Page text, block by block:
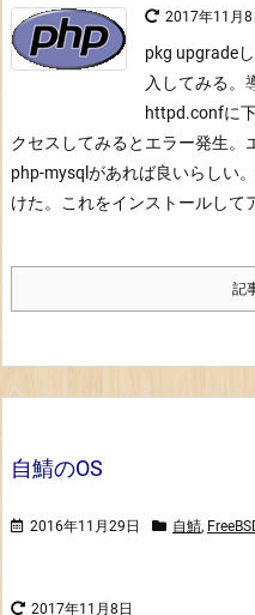
2017年11月8
pkg upgrade
入してみる。
httpd.confに
クセスしてみるとエラー発生。
php-mysqlがあれば良いらしい
けた。 これをインストールして
記
自鯖のOS
2016年11月29日 自鯖,
2017年11月8日